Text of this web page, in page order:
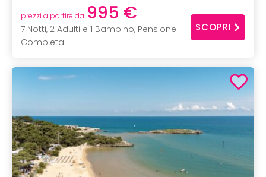
prezzi a partire da 995 €
7 Notti, 2 Adulti e 1 Bambino, Pensione
Completa
SCOPRI